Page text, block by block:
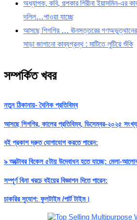
অধ্যাপক, কবি, গল্পকার শিরীনা ইয়াসমিন-এর
দলিল…পাওয়া যাচ্ছে
আসছে শিগগির … ঊনসত্তরের গণঅভুত্থানের
সাড়া জাগানো কাব্যগ্রন্থ : মাটিতে লুটিয়ে শুঁকি
সম্পর্কিত খবর
নতুন ঠিকানায়- দৈনিক প্রতিবিম্ব
আসছে শিগগির, কালের প্রতিবিম্ব, ডিসেম্বর-২০২৫
বই প্রকাশ দ্রুত যোগাযোগ করতে পারেন:
৯ অক্টোবর বিকেল ৫টায় উদ্বোধন হতে যাচ্ছে: মেলা-
সম্পূর্ণ বিনা খরচে বইয়ের বিজ্ঞাপন দিতে পারেন:
চাকরির সুযোগ: ফুলটাইম /পার্ট টাইম।